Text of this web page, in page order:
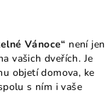
Vánoce“ není jen
vašich dveřích. Je
objetí domova, ke
s ním i vaše